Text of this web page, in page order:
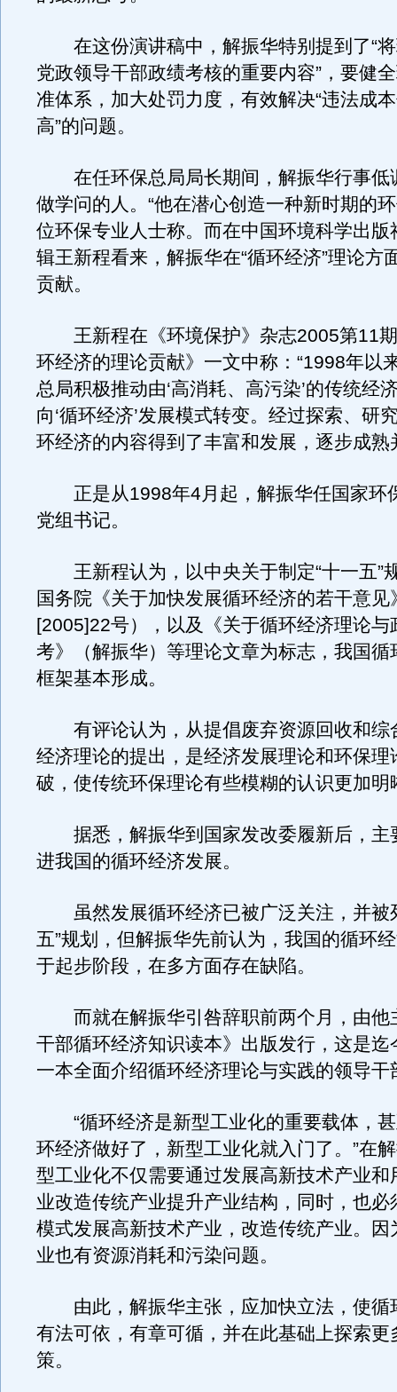
在这份演讲稿中，解振华特别提到了“将
党政领导干部政绩考核的重要内容”，要健
准体系，加大处罚力度，有效解决“违法成
高”的问题。
在任环保总局局长期间，解振华行事低
做学问的人。“他在潜心创造一种新时期的
位环保专业人士称。而在中国环境科学出版
辑王新程看来，解振华在“循环经济”理论方
贡献。
王新程在《环境保护》杂志2005第11
环经济的理论贡献》一文中称：“1998年以
总局积极推动由‘高消耗、高污染’的传统经
向‘循环经济’发展模式转变。经过探索、研
环经济的内容得到了丰富和发展，逐步成熟
正是从1998年4月起，解振华任国家环
党组书记。
王新程认为，以中央关于制定“十一五”
国务院《关于加快发展循环经济的若干意见
[2005]22号），以及《关于循环经济理论与
考》（解振华）等理论文章为标志，我国循
框架基本形成。
有评论认为，从提倡废弃资源回收和综
经济理论的提出，是经济发展理论和环保理
破，使传统环保理论有些模糊的认识更加明
据悉，解振华到国家发改委履新后，主
进我国的循环经济发展。
虽然发展循环经济已被广泛关注，并被
五”规划，但解振华先前认为，我国的循环
于起步阶段，在多方面存在缺陷。
而就在解振华引咎辞职前两个月，由他
干部循环经济知识读本》出版发行，这是迄
一本全面介绍循环经济理论与实践的领导干
“循环经济是新型工业化的重要载体，甚
环经济做好了，新型工业化就入门了。”在
型工业化不仅需要通过发展高新技术产业和
业改造传统产业提升产业结构，同时，也必
模式发展高新技术产业，改造传统产业。因
业也有资源消耗和污染问题。
由此，解振华主张，应加快立法，使循
有法可依，有章可循，并在此基础上探索更
策。